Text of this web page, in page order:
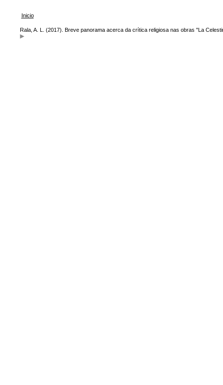
Inicio
Rala, A. L. (2017). Breve panorama acerca da crítica religiosa nas obras "La